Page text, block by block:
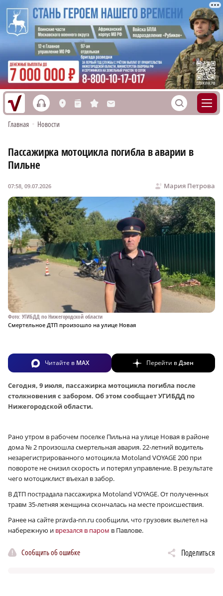
h L n s M S
Главная • Новости
Пассажирка мотоцикла погибла в аварии в
Пильне
Мария Петрова
07:58, 09.07.2026
Фото: УГИБДД по Нижегородской области
Смертельное ДТП произошло на улице Новая
Читайте в MAX Перейти вДзен
Сегодня, 9 июля, пассажирка мотоцикла погибла после
столкновения с забором. Об этом сообщает УГИБДД по
Нижегородской области.
Рано утром в рабочем поселке Пильна на улице Новая в районе
дома № 2 произошла смертельная авария. 22-летний водитель
незарегистрированного мотоцикла Motoland VOYAGE 200 при
повороте не снизил скорость и потерял управление. В результате
чего мотоциклист въехал в забор.
В ДТП пострадала пассажирка Motoland VOYAGE. От полученных
травм 35-летняя женщина скончалась на месте происшествия.
Ранее на сайте pravda-nn.ru сообщили, что грузовик вылетел на
набережную и врезался в паром в Павлове.
Сообщить об ошибке Поделиться